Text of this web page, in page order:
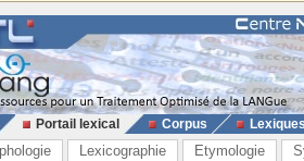
Portail lexical Corpus
Lexicographie Etymologie